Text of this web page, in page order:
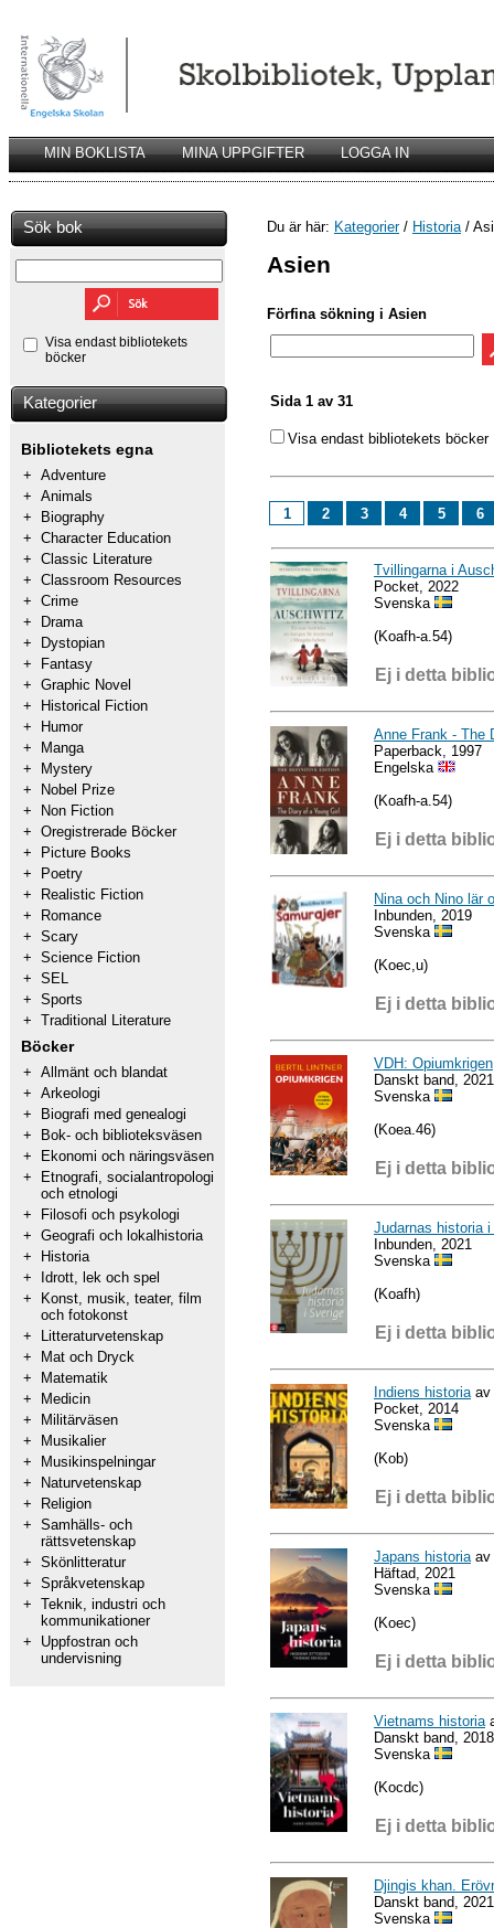
MIN BOKLISTA MINA UPPGIFTER LOGGA IN
Sök bok
Visa endast bibliotekets
böcker
Kategorier
Bibliotekets egna
+ Adventure
+ Animals
+
Biography
+ Character Education
+ Classic Literature
+ Classroom Resources
+ Crime
+
Drama
+
Dystopian
+
Fantasy
+ Graphic Novel
+
Historical Fiction
+
Humor
+
Manga
+
Mystery
+
Nobel Prize
+
Non Fiction
+ Oregistrerade Böcker
+
Picture Books
+
Poetry
+
Realistic Fiction
+
Romance
+ Scary
+ Science Fiction
+ SEL
+ Sports
+ Traditional Literature
Böcker
+ Allmänt och blandat
+ Arkeologi
+
Biografi med genealogi
+
Bok- och biblioteksväsen
+
Ekonomi och näringsväsen
+
Etnografi, socialantropologi
och etnologi
+
Filosofi och psykologi
+ Geografi och lokalhistoria
+
Historia
+
Idrott, lek och spel
+
Konst, musik, teater, film
och fotokonst
+
Litteraturvetenskap
+
Mat och Dryck
+
Matematik
+
Medicin
+
Militärväsen
+
Musikalier
+
Musikinspelningar
+
Naturvetenskap
+
Religion
+ Samhälls- och
rättsvetenskap
+ Skönlitteratur
+ Språkvetenskap
+ Teknik, industri och
kommunikationer
+
Uppfostran och
undervisning
Du är här: Kategorier/ Historia/
Asien
Förfina sökning i Asien
Sida 1 av 31
Visa endast bibliotekets böcker
1 2 3 4 5 6
Tvillingarna i
Pocket, 2022
Svenska
(Koafh-a.54)
Ej i detta
Anne Frank - The
Paperback, 1997
Engelska
(Koafh-a.54)
Ej i detta
Nina och Nino lär
Inbunden, 2019
Svenska
(Koec,u)
Ej i detta
VDH: Opiumkrigen
Danskt band, 2021
Svenska
(Koea.46)
Ej i detta
Judarnas historia
Inbunden, 2021
Svenska
(Koafh)
Ej i detta
Indiens historia av
Pocket, 2014
Svenska
(Kob)
Ej i detta
Japans historia av
Häftad, 2021
Svenska
(Koec)
Ej i detta
Vietnams historia
Danskt band, 2018
Svenska
(Kocdc)
Ej i detta
Djingis khan.
Danskt band, 2021
Svenska